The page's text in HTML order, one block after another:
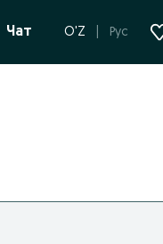
Чат O'Z Рус